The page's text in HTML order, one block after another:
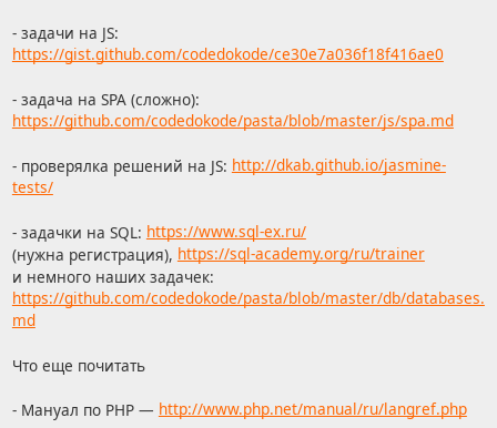
- задачи на JS:
https://gist.github.com/codedokode/ce30e7a036f18f416ae0
- задача на SPA (сложно):
https://github.com/codedokode/pasta/blob/master/js/spa.md
- проверялка решений на JS: http://dkab.github.io/jasmine-
tests/
- задачки на SQL: https://www.sql-ex.ru/
(нужна регистрация), https://sql-academy.org/ru/trainer
и немного наших задачек:
https://github.com/codedokode/pasta/blob/master/db/databases.
md
Что еще почитать
- Мануал по PHP — http://www.php.net/manual/ru/langref.php